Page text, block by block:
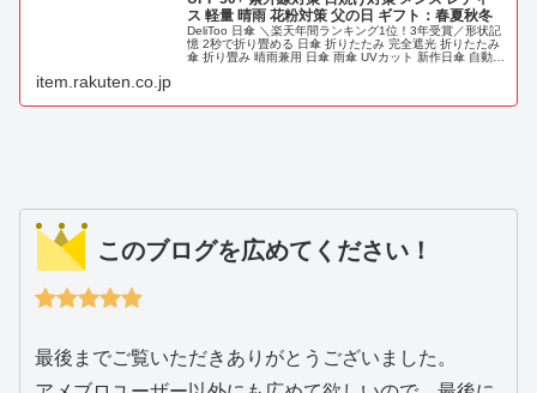
ス 軽量 晴雨 花粉対策 父の日 ギフト：春夏秋冬
DeliToo 日傘 ＼楽天年間ランキング1位！3年受賞／形状記
憶 2秒で折り畳める 日傘 折りたたみ 完全遮光 折りたたみ
傘 折り畳み 晴雨兼用 日傘 雨傘 UVカット 新作日傘 自動開
item.rakuten.co.jp
このブログを広めてください！
最後までご覧いただきありがとうございました。